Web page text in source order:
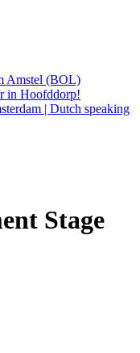
Amstel (BOL)
in Hoofddorp!
| Dutch speaking
Stage